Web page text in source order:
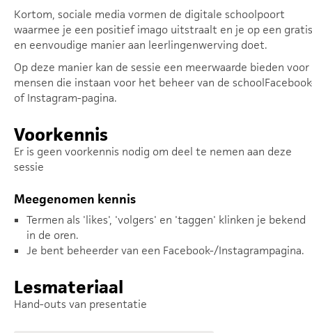
Kortom, sociale media vormen de digitale schoolpoort
waarmee je een positief imago uitstraalt en je op een gratis
en eenvoudige manier aan leerlingenwerving doet.
Op deze manier kan de sessie een meerwaarde bieden voor
mensen die instaan voor het beheer van de
of Instagram-pagina.
Voorkennis
Er is geen voorkennis nodig om deel te nemen aan deze
sessie
Meegenomen kennis
Termen als 'likes', 'volgers' en 'taggen' klinken je bekend
in de oren.
Je bent beheerder van een Facebook-/Instagrampagina.
Lesmateriaal
Hand-outs van presentatie